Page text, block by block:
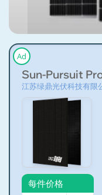
Ad
Sun-Pursuit
江苏绿鼎光伏科技有限
每件价格